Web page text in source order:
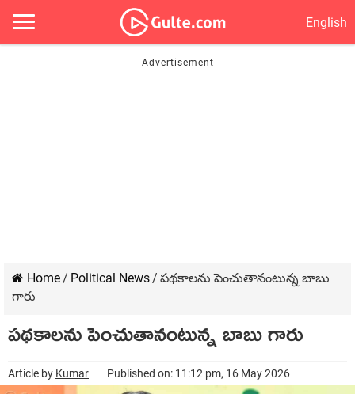
English
Home/ Political News/ పథకాలను పెంచుతానంటున్న బాబు
గారు
పథకాలను పెంచుతానంటున్న బాబు గారు
Article by Kumar Published on: 11:12 pm, 16 May 2026